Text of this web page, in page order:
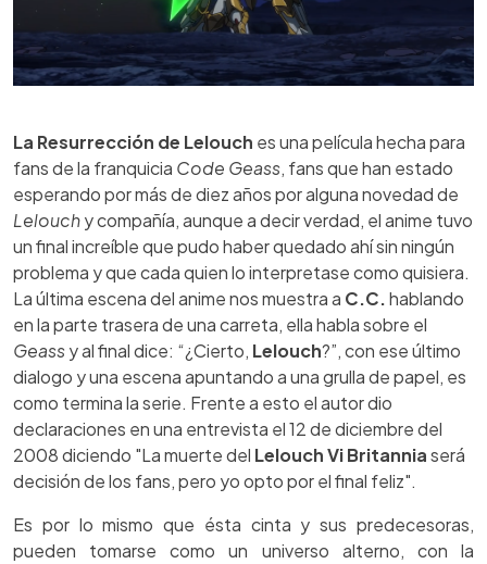
La Resurrección de Lelouch es una película hecha para
fans de la franquicia Code Geass, fans que han estado
esperando por más de diez años por alguna novedad de
Lelouchy compañía, aunque a decir verdad, el anime tuvo
un final increíble que pudo haber quedado ahí sin ningún
problema y que cada quien lo interpretase como quisiera.
La última escena del anime nos muestra a C.C.hablando
en la parte trasera de una carreta, ella habla sobre el
Geass y al final dice: “¿Cierto, Lelouch?”, con ese último
dialogo y una escena apuntando a una grulla de papel, es
como termina la serie. Frente a esto el autor dio
declaraciones en una entrevista el 12 de diciembre del
2008 diciendo "La muerte del Lelouch Vi Britanniaserá
decisión de los fans, pero yo opto por el final feliz".
Es por lo mismo que ésta cinta y sus predecesoras,
pueden tomarse como un universo alterno, con la